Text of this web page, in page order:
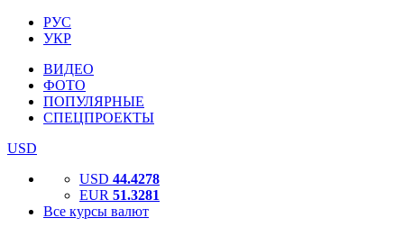
РУС
УКР
ВИДЕО
ФОТО
ПОПУЛЯРНЫЕ
СПЕЦПРОЕКТЫ
USD
USD 44.4278
EUR 51.3281
Все курсы валют